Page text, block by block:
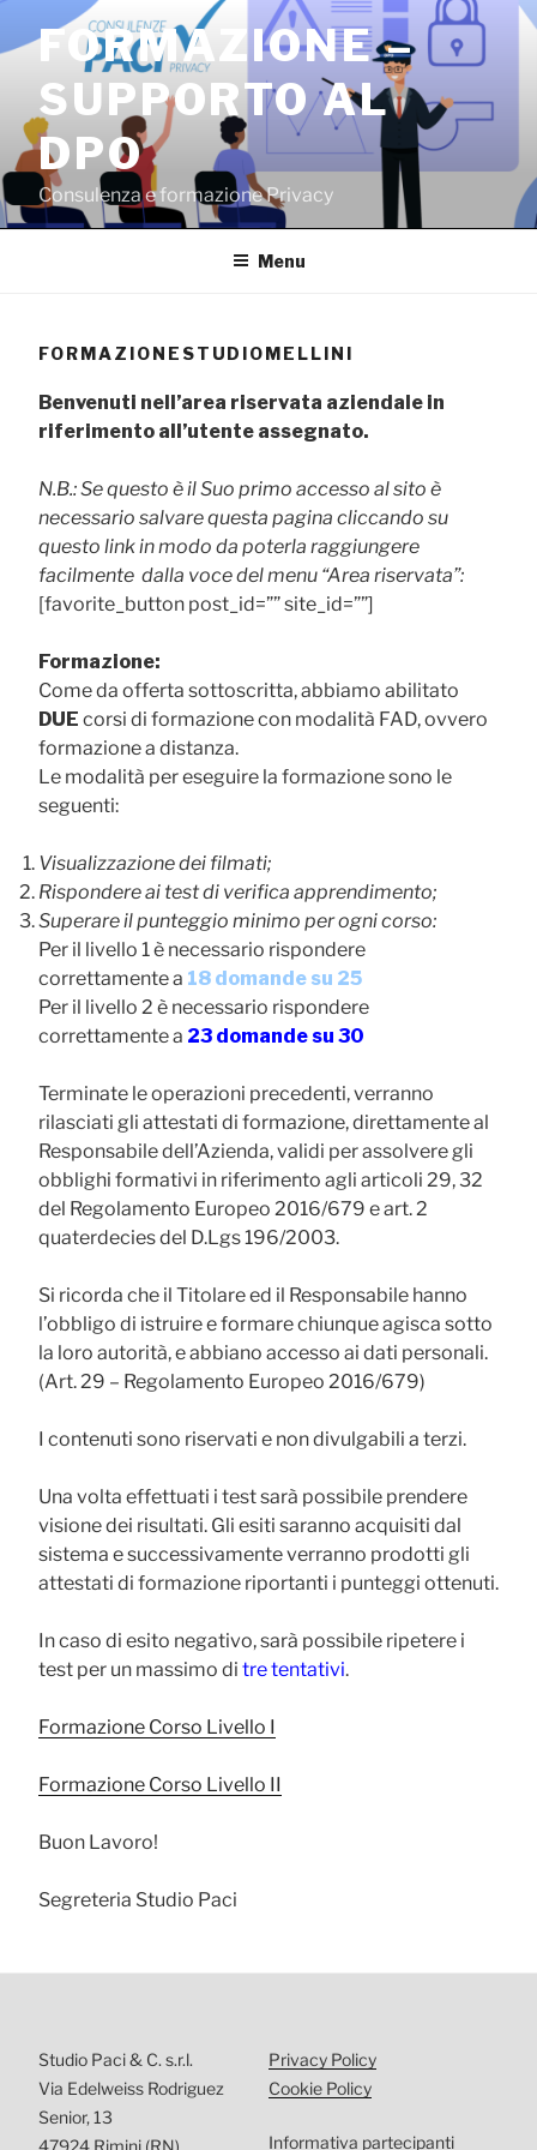
contenuto
FORMAZIONE –
SUPPORTO AL
DPO
Consulenza e formazione Privacy
Menu
FORMAZIONESTUDIOMELLINI
Benvenuti nell’area riservata aziendale in
riferimento all’utente assegnato.
N.B.: Se questo è il Suo primo accesso al sito è
necessario salvare questa pagina cliccando su
questo link in modo da poterla raggiungere
facilmente dalla voce del menu “Area riservata”:
[favorite_button post_id=”” site_id=””]
Formazione:
Come da offerta sottoscritta, abbiamo abilitato
DUE corsi di formazione con modalità FAD, ovvero
formazione a distanza.
Le modalità per eseguire la formazione sono le
seguenti:
Visualizzazione dei filmati;
Rispondere ai test di verifica apprendimento;
Superare il punteggio minimo per ogni corso:
Per il livello 1 è necessario rispondere
correttamente a 18 domande su 25
Per il livello 2 è necessario rispondere
correttamente a 23 domande su 30
Terminate le operazioni precedenti, verranno
rilasciati gli attestati di formazione,direttamente al
Responsabile dell’Azienda, validi per assolvere gli
obblighi formativi in riferimento agli articoli 29, 32
del Regolamento Europeo 2016/679 e art. 2
quaterdecies del D.Lgs 196/2003.
Si ricorda che il Titolare ed il Responsabile hanno
l’obbligo di istruire e formare chiunque agisca sotto
la loro autorità, e abbiano accesso ai dati personali.
(Art. 29 – Regolamento Europeo 2016/679)
I contenuti sono riservati e non divulgabili a terzi.
Una volta effettuati i test sarà possibile prendere
visione dei risultati. Gli esiti saranno acquisiti dal
sistema e successivamente verranno prodotti gli
attestati di formazione riportanti i punteggi ottenuti.
In caso di esito negativo, sarà possibile ripetere i
test per un massimo di tre tentativi.
Formazione Corso Livello I
Formazione Corso Livello II
Buon Lavoro!
Segreteria Studio Paci
Studio Paci & C. s.r.l.
Via Edelweiss Rodriguez
Senior, 13
47924 Rimini (RN)
Privacy Policy
Cookie Policy
Informativa partecipanti